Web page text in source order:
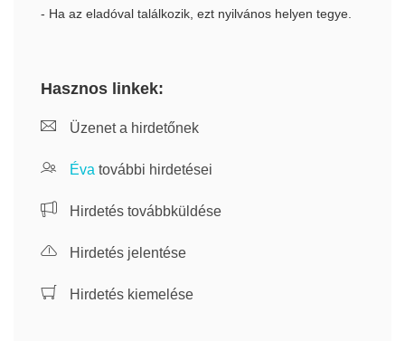
- Ha az eladóval találkozik, ezt nyilvános helyen tegye.
Hasznos linkek:
Üzenet a hirdetőnek
Éva további hirdetései
Hirdetés továbbküldése
Hirdetés jelentése
Hirdetés kiemelése